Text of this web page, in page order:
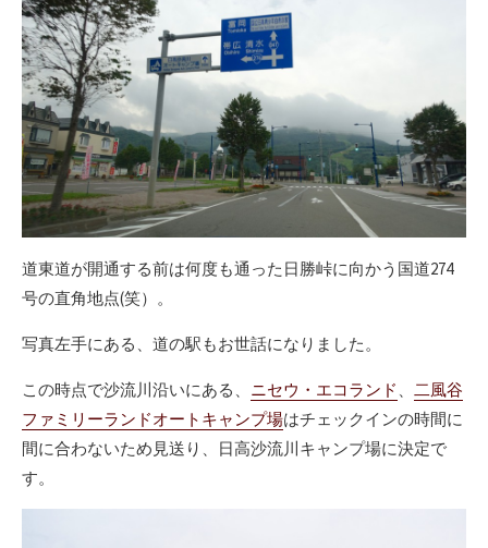
道東道が開通する前は何度も通った日勝峠に向かう国道274
号の直角地点(笑）。
写真左手にある、道の駅もお世話になりました。
この時点で沙流川沿いにある、 ニセウ・エコランド 、 二風谷
ファミリーランドオートキャンプ場はチェックインの時間に
間に合わないため見送り、日高沙流川キャンプ場に決定で
す。